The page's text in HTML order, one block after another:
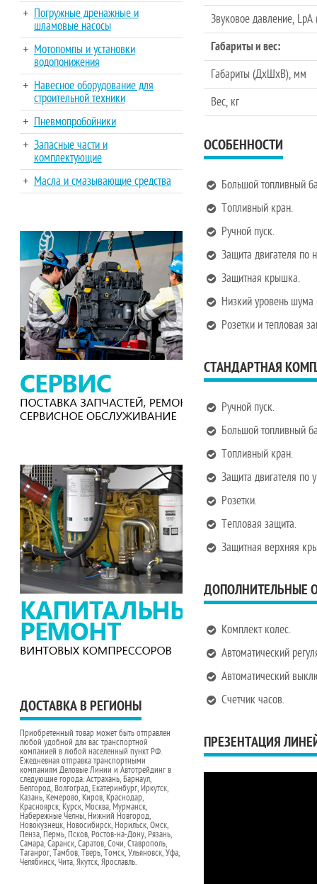
Погружные дренажные и
шламовые насосы
Мотопомпы и установки
водопонижения
Навесное оборудование для
строительной техники
Пневмопробойники
Запасные части и
комплектующие
Масла и смазывающие средства
ДОСТАВКА В РЕГИОНЫ
Приобретенный товар может быть отправлен
любой удобной для вас транспортной
компанией в любой населенный пункт РФ.
Ежедневная отправка транспортными
компаниям Деловые Линии и Автотрейдинг в
следующие города: Астрахань, Барнаул,
Белгород, Волгоград, Екатеринбург, Иркутск,
Казань, Кемерово, Киров, Краснодар,
Красноярск, Курск, Москва, Мурманск,
Набережные Челны, Нижний Новгород,
Новокузнецк, Новосибирск, Норильск, Омск,
Пенза, Пермь, Псков, Ростов-на-Дону, Рязань,
Самара, Саранск, Саратов, Сочи, Ставрополь,
Таганрог, Тамбов, Тверь, Томск, Ульяновск, Уфа,
Челябинск, Чита, Якутск, Ярославль.
Звуковое давление,
Габариты и вес:
Габариты (ДхШхВ), мм
Вес, кг
ОСОБЕННОСТИ
Большой топливный
Топливный кран.
Ручной пуск.
Защита двигателя по
Защитная крышка.
Низкий уровень
Розетки и тепловая
СТАНДАРТНАЯ
Ручной пуск.
Большой топливный
Топливный кран.
Защита двигателя по
Розетки.
Тепловая защита.
Защитная верхняя
ДОПОЛНИТЕЛЬНЫЕ
Комплект колес.
Автоматический
Автоматический
Счетчик часов.
ПРЕЗЕНТАЦИЯ